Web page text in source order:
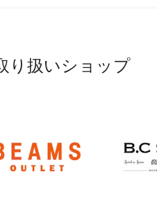
り扱いショップ